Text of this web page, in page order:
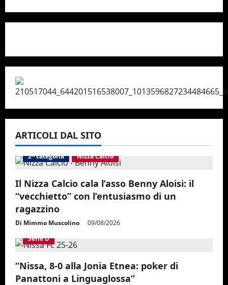
ARTICOLI DAL SITO
2^ categoria Nizza Calcio
Il Nizza Calcio cala l’asso Benny Aloisi: il
“vecchietto” con l’entusiasmo di un
ragazzino
Di Mimmo Muscolino
09/08/2026
Serie D
“Nissa, 8-0 alla Jonia Etnea: poker di
Panattoni a Linguaglossa”